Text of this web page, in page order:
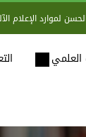
لموارد الإعلام
العلمي